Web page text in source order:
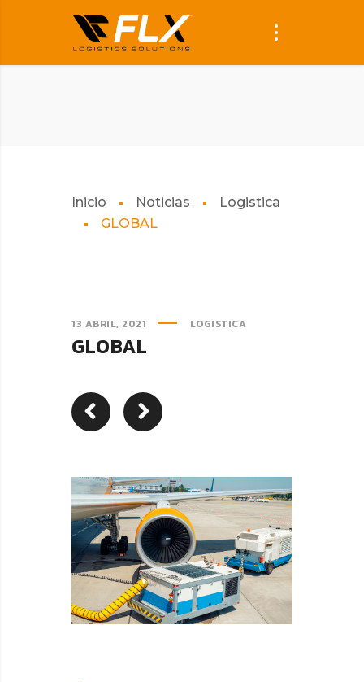
Inicio Noticias
Logistica
GLOBAL
13 ABRIL, 2021 LOGISTICA
GLOBAL